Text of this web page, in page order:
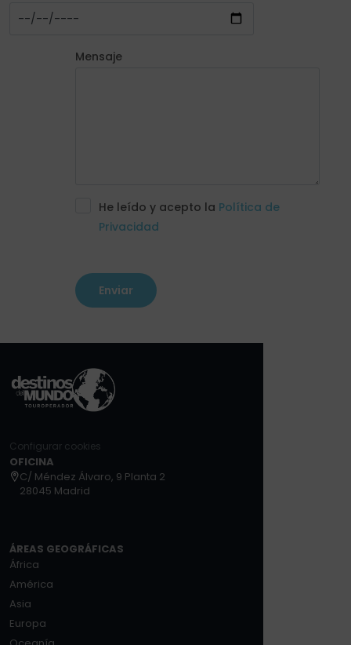
Mensaje
He leído y acepto la Política de
Privacidad
Configurar cookies
OFICINA
C/ Méndez Álvaro, 9 Planta 2
28045 Madrid
ÁREAS GEOGRÁFICAS
África
América
Asia
Europa